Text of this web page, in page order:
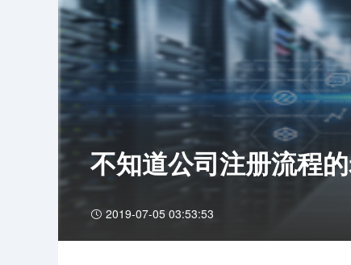
不知道公司注册流程
2019-07-05 03:53:53